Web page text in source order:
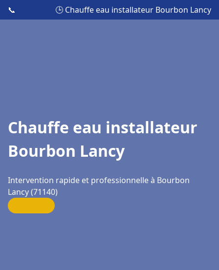
📞 🕒 Chauffe eau installateur Bourbon Lancy
Chauffe eau installateur
Bourbon Lancy
Intervention rapide et professionnelle à Bourbon
Lancy (71140)